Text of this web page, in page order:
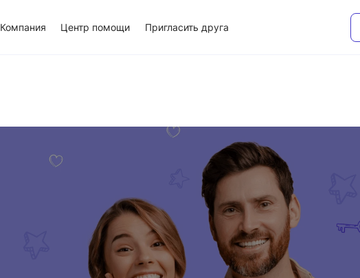
Компания Центр помощи Пригласить друга